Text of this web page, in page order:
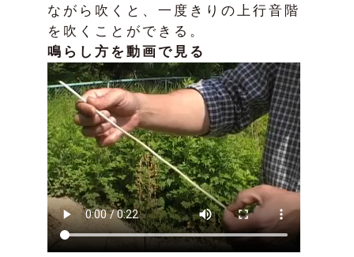
ながら吹くと、一度きりの上行音階
を吹くことができる。
鳴らし方を動画で見る